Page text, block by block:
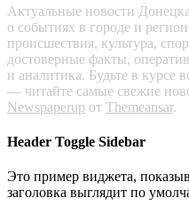
Актуальные новости
о событиях в городе и
происшествия, культура,
достоверные факты,
и аналитика. Будьте в курсе
— читайте самые свежие
Newspaperup от Themeansar.
Header Toggle Sidebar
Это пример виджета,
заголовка выглядит по